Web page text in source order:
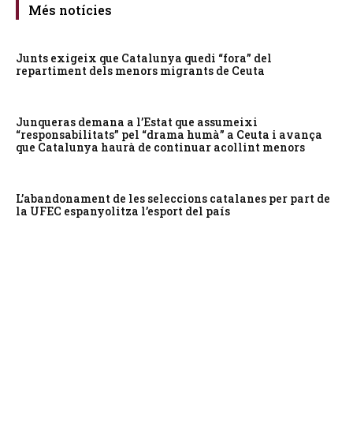
Més notícies
Junts exigeix que Catalunya quedi “fora” del
repartiment dels menors migrants de Ceuta
Junqueras demana a l’Estat que assumeixi
“responsabilitats” pel “drama humà” a Ceuta i avança
que Catalunya haurà de continuar acollint menors
L’abandonament de les seleccions catalanes per part de
la UFEC espanyolitza l’esport del país